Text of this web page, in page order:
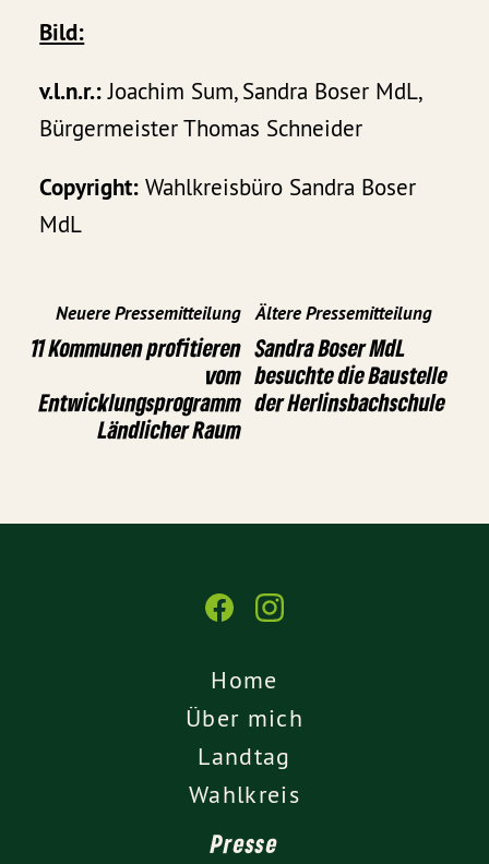
Bild:
v.l.n.r.:Joachim Sum, Sandra Boser MdL,
Bürgermeister Thomas Schneider
Copyright: Wahlkreisbüro Sandra Boser
MdL
Neuere Pressemitteilung
11 Kommunen profitieren
vom
Entwicklungsprogramm
Ländlicher Raum
Ältere Pressemitteilung
Sandra Boser MdL
besuchte die Baustelle
der Herlinsbachschule
Home
Über mich
Landtag
Wahlkreis
Presse